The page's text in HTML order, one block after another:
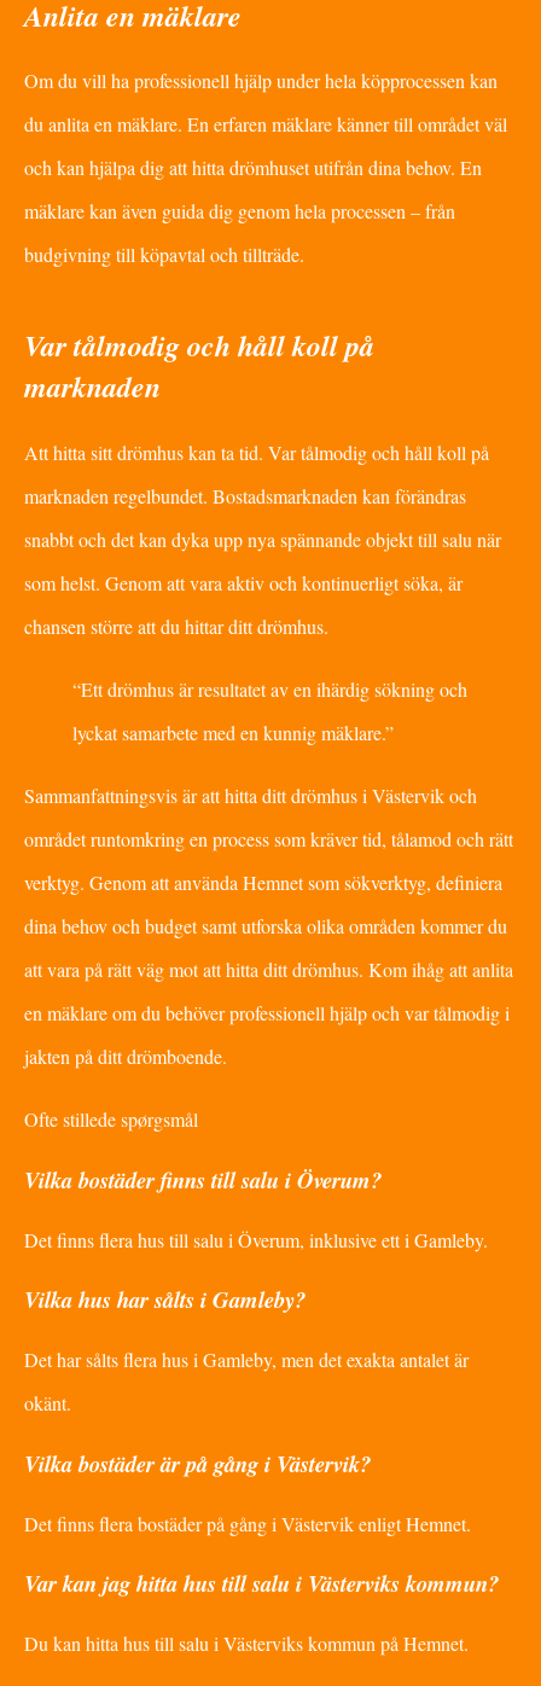
Anlita en mäklare
Om du vill ha professionell hjälp under hela köpprocessen kan
du anlita en mäklare. En erfaren mäklare känner till området väl
och kan hjälpa dig att hitta drömhuset utifrån dina behov. En
mäklare kan även guida dig genom hela processen – från
budgivning till köpavtal och tillträde.
Var tålmodig och håll koll på
marknaden
Att hitta sitt drömhus kan ta tid. Var tålmodig och håll koll på
marknaden regelbundet. Bostadsmarknaden kan förändras
snabbt och det kan dyka upp nya spännande objekt till salu när
som helst. Genom att vara aktiv och kontinuerligt söka, är
chansen större att du hittar ditt drömhus.
“Ett drömhus är resultatet av en ihärdig sökning och
lyckat samarbete med en kunnig mäklare.”
Sammanfattningsvis är att hitta ditt drömhus i Västervik och
området runtomkring en process som kräver tid, tålamod och rätt
verktyg. Genom att använda Hemnet som sökverktyg, definiera
dina behov och budget samt utforska olika områden kommer du
att vara på rätt väg mot att hitta ditt drömhus. Kom ihåg att anlita
en mäklare om du behöver professionell hjälp och var tålmodig i
jakten på ditt drömboende.
Ofte stillede spørgsmål
Vilka bostäder finns till salu i Överum?
Det finns flera hus till salu i Överum, inklusive ett i Gamleby.
Vilka hus har sålts i Gamleby?
Det har sålts flera hus i Gamleby, men det exakta antalet är
okänt.
Vilka bostäder är på gång i Västervik?
Det finns flera bostäder på gång i Västervik enligt Hemnet.
Var kan jag hitta hus till salu i Västerviks kommun?
Du kan hitta hus till salu i Västerviks kommun på Hemnet.